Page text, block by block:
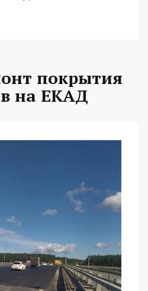
покрытия
на ЕКАД